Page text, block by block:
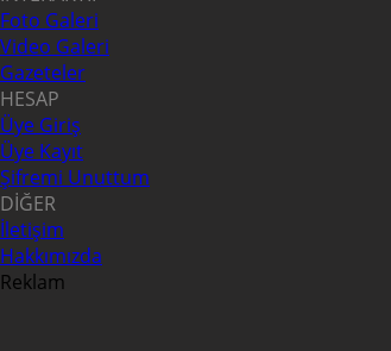
Foto Galeri
Video Galeri
Gazeteler
HESAP
Üye Giriş
Üye Kayıt
Şifremi Unuttum
DİĞER
İletişim
Hakkımızda
Reklam